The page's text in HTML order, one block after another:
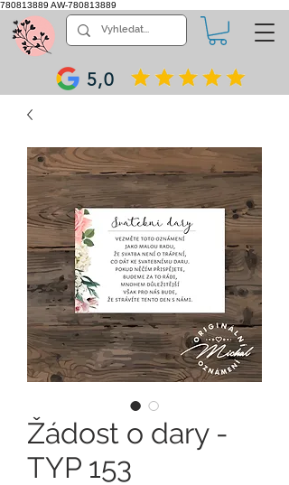
780813889 AW-780813889
5,0
Žádost o dary -
TYP 153